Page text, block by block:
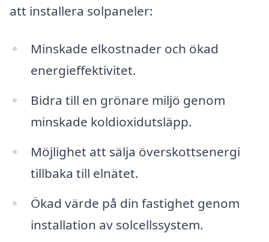
att installera solpaneler:
Minskade elkostnader och ökad
energieffektivitet.
Bidra till en grönare miljö genom
minskade koldioxidutsläpp.
Möjlighet att sälja överskottsenergi
tillbaka till elnätet.
Ökad värde på din fastighet genom
installation av solcellssystem.